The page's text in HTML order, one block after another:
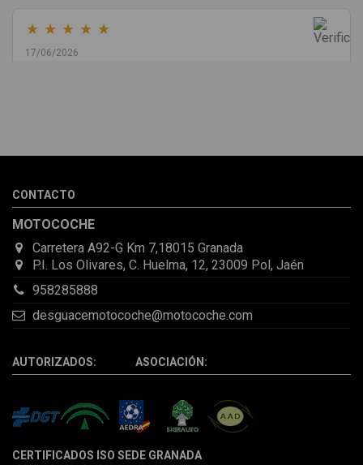
★ ★ ★ ★ ★
17/06/2026
la pieza llegó correcta y bien embalada, además de llegarme 2
CONTACTO
MOTOCOCHE
Carretera A92-G Km 7,18015 Granada
P.I. Los Olivares, C. Huelma, 12, 23009 Pol, Jaén
958285888
desguacemotocoche@motocoche.com
AUTORIZADOS: ASOCIACIÓN:
CERTIFICADOS ISO SEDE GRANADA